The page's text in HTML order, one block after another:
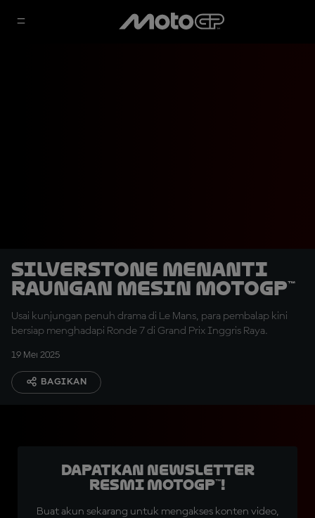
Silverstone Menanti
Raungan Mesin MotoGP™
Usai kunjungan penuh drama di Le Mans, para pembalap kini
bersiap menghadapi Ronde 7 di Grand Prix Inggris Raya.
19 Mei 2025
BAGIKAN
Dapatkan Newsletter
Resmi MotoGP™!
Buat akun sekarang untuk mengakses konten video,